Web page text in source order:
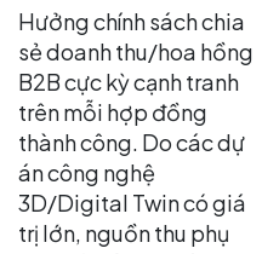
Hưởng chính sách chia
sẻ doanh thu/hoa hồng
B2B cực kỳ cạnh tranh
trên mỗi hợp đồng
thành công. Do các dự
án công nghệ
3D/Digital Twin có giá
trị lớn, nguồn thu phụ